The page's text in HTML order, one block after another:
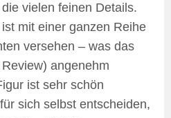
vielen feinen Details.
mit einer ganzen Reihe
versehen – was das
angenehm
ist sehr schön
sich selbst entscheiden,